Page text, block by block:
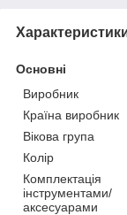
Основні
Виробник
Країна виробник
Вікова група
Колір
Комплектація
інструментами/
аксесуарами